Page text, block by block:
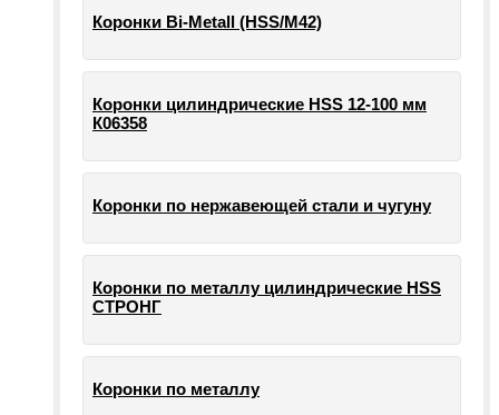
Коронки Bi-Metall (HSS/М42)
Коронки цилиндрические HSS 12-100 мм
К06358
Коронки по нержавеющей стали и чугуну
Коронки по металлу цилиндрические HSS
СТРОНГ
Коронки по металлу